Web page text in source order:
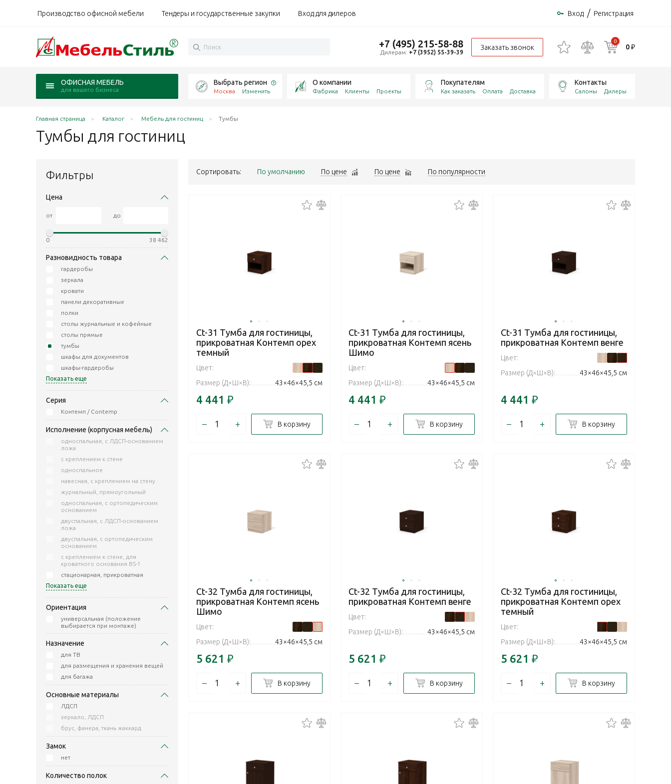
Производство офисной мебели Тендеры и государственные закупки Вход для дилеров Вход / Регистрация
+7 (495) 215-58-88
Дилерам: +7 (3952) 55-39-39
Заказать звонок
0
0 ₽
ОФИСНАЯ МЕБЕЛЬ
для вашего бизнеса
Выбрать регион
Москва Изменить
О компании
Фабрика Клиенты Проекты
Покупателям
Как заказать Оплата Доставка
Контакты
Салоны Дилеры
Главная страница Каталог Мебель для гостиниц Тумбы
Тумбы для гостиниц
Фильтры
Цена
от до
0 38 462
Разновидность товара
гардеробы
зеркала
кровати
панели декоративные
полки
столы журнальные и кофейные
столы прямые
тумбы
шкафы для документов
шкафы-гардеробы
Показать еще
Серия
Контемп / Contemp
Исполнение (корпусная мебель)
односпальная, с ЛДСП-основанием
ложа
с креплением к стене
односпальное
навесная, с креплением на стену
журнальный, прямоугольный
односпальная, с ортопедическим
основанием
двуспальная, с ЛДСП-основанием
ложа
двуспальная, с ортопедическим
основанием
с креплением к стене, для
кроватного основания BS-1
стационарная, прикроватная
Показать еще
Ориентация
универсальная (положение
выбирается при монтаже)
Назначение
для ТВ
для размещения и хранения вещей
для багажа
Основные материалы
ЛДСП
зеркало, ЛДСП
брус, фанера, ткань жаккард
Замок
нет
Количество полок
Сортировать: По умолчанию По цене По цене По популярности
Ct-31 Тумба для гостиницы,
прикроватная Контемп орех
темный
Цвет:
Размер (Д×Ш×В):
43×46×45,5 см
4 441 ₽
– + В корзину
Ct-31 Тумба для гостиницы,
прикроватная Контемп ясень
Шимо
Цвет:
Размер (Д×Ш×В):
43×46×45,5 см
4 441 ₽
– + В корзину
Ct-31 Тумба для гостиницы,
прикроватная Контемп венге
Цвет:
Размер (Д×Ш×В):
43×46×45,5 см
4 441 ₽
– + В корзину
Ct-32 Тумба для гостиницы,
прикроватная Контемп ясень
Шимо
Цвет:
Размер (Д×Ш×В):
43×46×45,5 см
5 621 ₽
– + В корзину
Ct-32 Тумба для гостиницы,
прикроватная Контемп венге
Цвет:
Размер (Д×Ш×В):
43×46×45,5 см
5 621 ₽
– + В корзину
Ct-32 Тумба для гостиницы,
прикроватная Контемп орех
темный
Цвет:
Размер (Д×Ш×В):
43×46×45,5 см
5 621 ₽
– + В корзину